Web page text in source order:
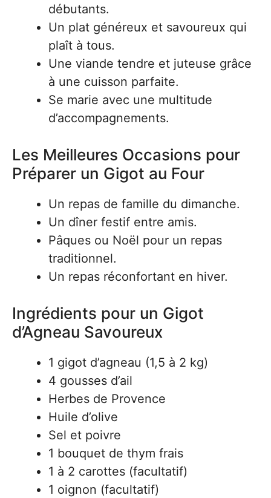
débutants.
Un plat généreux et savoureux qui
plaît à tous.
Une viande tendre et juteuse grâce
à une cuisson parfaite.
Se marie avec une multitude
d’accompagnements.
Les Meilleures Occasions pour
Préparer un Gigot au Four
Un repas de famille du dimanche.
Un dîner festif entre amis.
Pâques ou Noël pour un repas
traditionnel.
Un repas réconfortant en hiver.
Ingrédients pour un Gigot
d’Agneau Savoureux
1 gigot d’agneau (1,5 à 2 kg)
4 gousses d’ail
Herbes de Provence
Huile d’olive
Sel et poivre
1 bouquet de thym frais
1 à 2 carottes (facultatif)
1 oignon (facultatif)